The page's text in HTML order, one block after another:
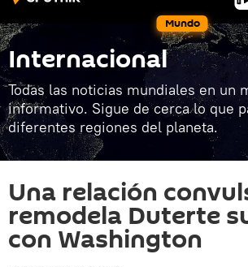
Mundo
Internacional
Todas las noticias mundiales en un
informativo. Sigue de cerca lo que
diferentes regiones del planeta.
Una relación
remodela Duterte
con Washington